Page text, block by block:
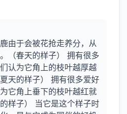
由于会被花抢走养分，从
（春天的样子） 拥有很多
认为它角上的枝叶越厚越
天的样子） 拥有很多爱好
它角上垂下的枝叶越红就
样子） 当它是这个样子时